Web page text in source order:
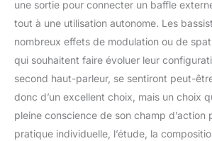
une sortie pour connecter un baffle
tout à une utilisation autonome. Les
nombreux effets de modulation ou de
qui souhaitent faire évoluer leur
second haut-parleur, se sentiront peut-
donc d’un excellent choix, mais un choix
pleine conscience de son champ d’action
pratique individuelle, l’étude, la